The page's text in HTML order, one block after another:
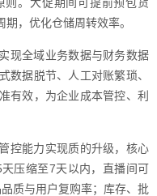
，优化仓储周转效率。
现全域业务数据与财务数据
数据脱节、人工对账繁琐、
有效，为企业成本管控、利
控能力实现质的升级，核心
压缩至7天以内，直播间可
质与用户复购率；库存、批